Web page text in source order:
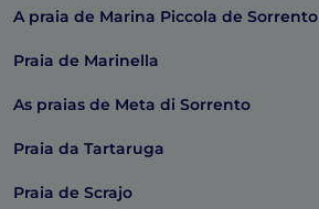
A praia de Marina Piccola de Sorrento
Praia de Marinella
As praias de Meta di Sorrento
Praia da Tartaruga
Praia de Scrajo